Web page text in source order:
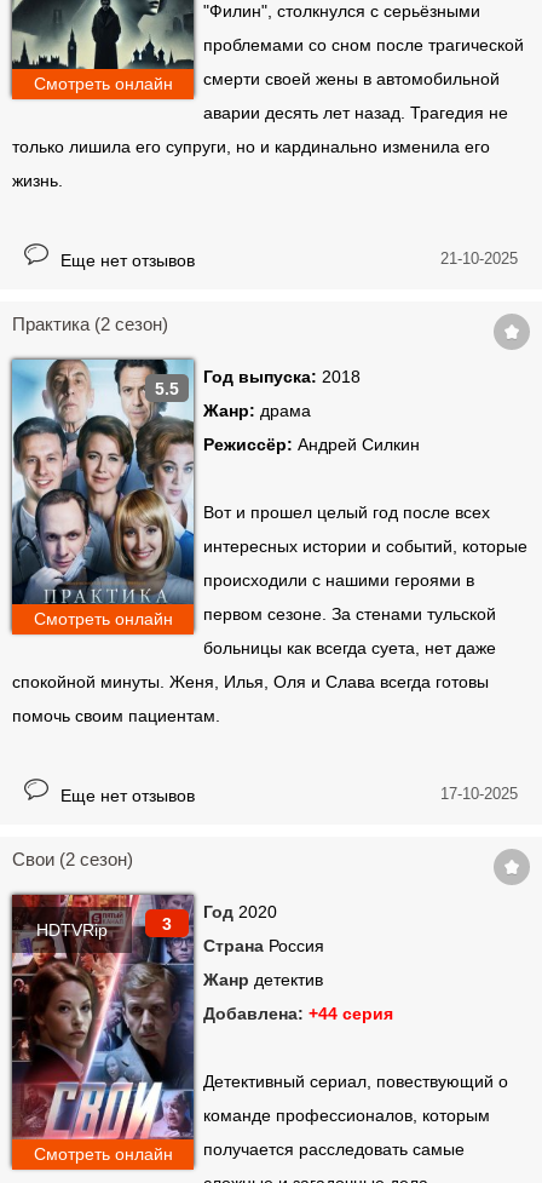
"Филин", столкнулся с серьёзными
проблемами со сном после трагической
смерти своей жены в автомобильной
аварии десять лет назад. Трагедия не
только лишила его супруги, но и кардинально изменила его
жизнь.
Смотреть онлайн
Еще нет отзывов 21-10-2025
Практика (2 сезон)
5.5
Год выпуска: 2018
Жанр: драма
Режиссёр: Андрей Силкин
Вот и прошел целый год после всех
интересных истории и событий, которые
происходили с нашими героями в
первом сезоне. За стенами тульской
больницы как всегда суета, нет даже
спокойной минуты. Женя, Илья, Оля и Слава всегда готовы
помочь своим пациентам.
Смотреть онлайн
Еще нет отзывов 17-10-2025
Свои (2 сезон)
3
HDTVRip
Год 2020
Страна Россия
Жанр детектив
Добавлена: +44 серия
Детективный сериал, повествующий о
команде профессионалов, которым
получается расследовать самые
Смотреть онлайн